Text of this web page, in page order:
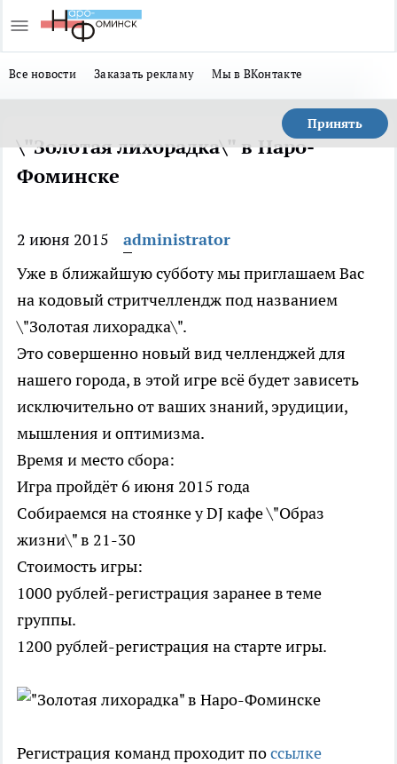
Все новости Заказать рекламу Мы в ВКонтакте
Принять
\"Золотая лихорадка\" в Наро-
Фоминске
2 июня 2015
administrator
Уже в ближайшую субботу мы приглашаем Вас
на кодовый стритчеллендж под названием
\"Золотая лихорадка\".
Это совершенно новый вид челленджей для
нашего города, в этой игре всё будет зависеть
исключительно от ваших знаний, эрудиции,
мышления и оптимизма.
Время и место сбора:
Игра пройдёт 6 июня 2015 года
Собираемся на стоянке у DJ кафе \"Образ
жизни\" в 21-30
Стоимость игры:
1000 рублей-регистрация заранее в теме
группы.
1200 рублей-регистрация на старте игры.
Регистрация команд проходит поссылке